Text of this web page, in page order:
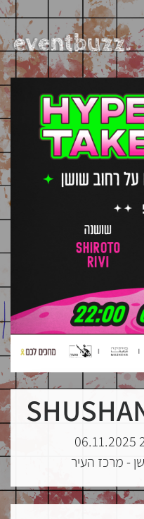
- מרכז העיר